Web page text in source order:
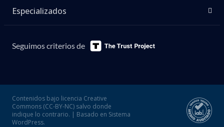
Especializados
Seguimos criterios de
Contenidos bajo licencia Creative
Commons (CC-BY-NC) salvo donde
indique lo contrario. | Basado en Sistema
WordPress.